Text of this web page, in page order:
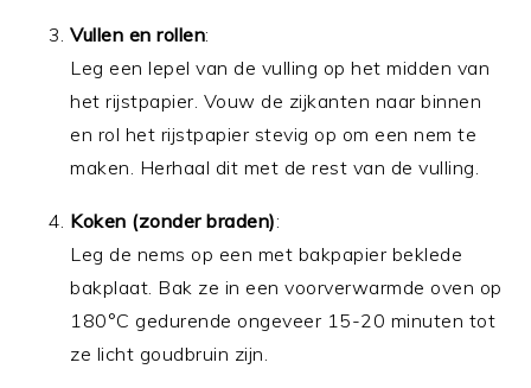
Vullen en rollen:
Leg een lepel van de vulling op het midden van
het rijstpapier. Vouw de zijkanten naar binnen
en rol het rijstpapier stevig op om een nem te
maken. Herhaal dit met de rest van de vulling.
Koken (zonder braden):
Leg de nems op een met bakpapier beklede
bakplaat. Bak ze in een voorverwarmde oven op
180°C gedurende ongeveer 15-20 minuten tot
ze licht goudbruin zijn.